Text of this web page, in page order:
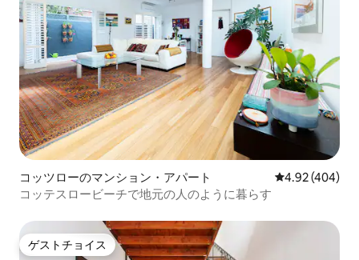
コッツローのマンション・アパート レビュー404
4.92 (404)
コッテスロービーチで地元の人のように暮らす
ゲストチョイス
ゲストチョイス